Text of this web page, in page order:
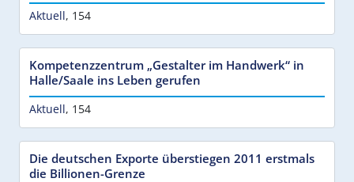
Aktuell, 154
Kompetenzzentrum „Gestalter im Handwerk“ in
Halle/Saale ins Leben gerufen
Aktuell, 154
Die deutschen Exporte überstiegen 2011 erstmals
die Billionen-Grenze